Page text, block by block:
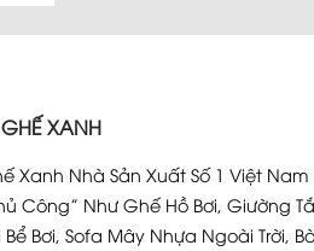
XANH
Xanh Nhà Sản Xuất Số 1 Việt
Công” Như Ghế Hồ Bơi, Giường
Bể Bơi, Sofa Mây Nhựa Ngoài Trời,